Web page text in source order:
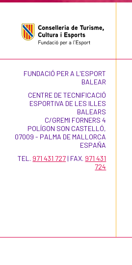
FUNDACIÓ PER A L'ESPORT
BALEAR
CENTRE DE TECNIFICACIÓ
ESPORTIVA DE LES ILLES
BALEARS
C/GREMI FORNERS 4
POLÍGON SON CASTELLÓ,
07009 - PALMA DE MALLORCA
ESPAÑA
TEL. 971 431 727 | FAX. 971 431
724